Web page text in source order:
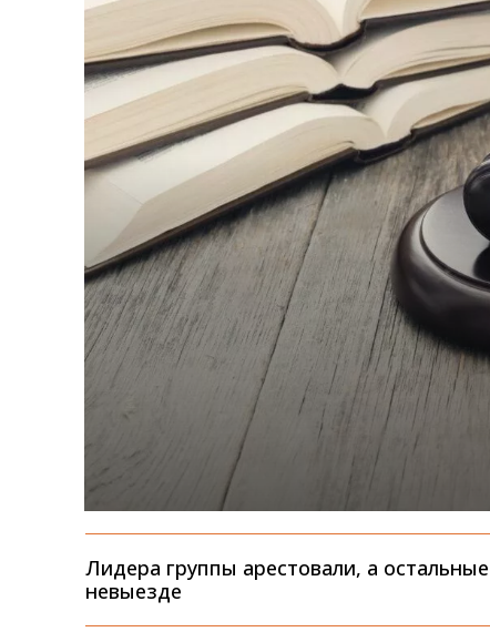
Лидера группы арестовали, а
невыезде